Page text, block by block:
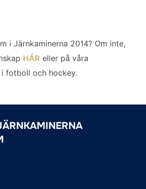
i Järnkaminerna 2014? Om inte,
HÄR eller på våra
i fotboll och hockey.